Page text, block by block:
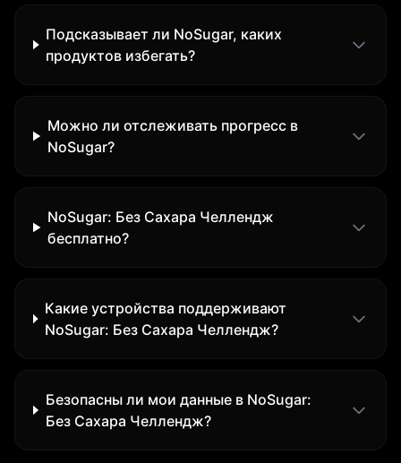
Подсказывает ли NoSugar, каких
продуктов избегать?
Можно ли отслеживать прогресс в
NoSugar?
NoSugar: Без Сахара Челлендж
бесплатно?
Какие устройства поддерживают
NoSugar: Без Сахара Челлендж?
Безопасны ли мои данные в NoSugar:
Без Сахара Челлендж?